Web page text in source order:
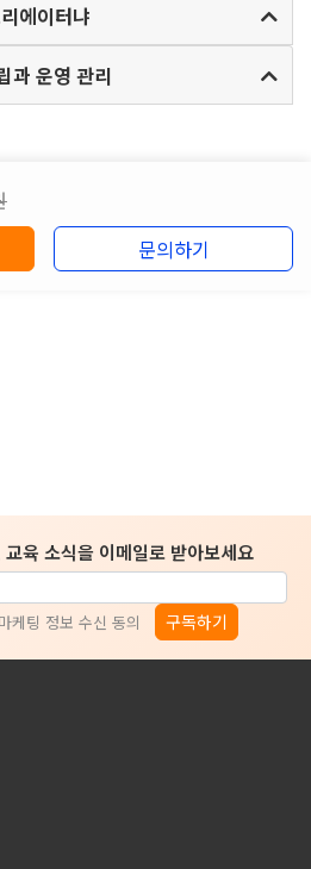
에이터냐
과 운영 관리
문의하기
육 소식을 이메일로 받아보세요
케팅 정보 수신 동의 구독하기